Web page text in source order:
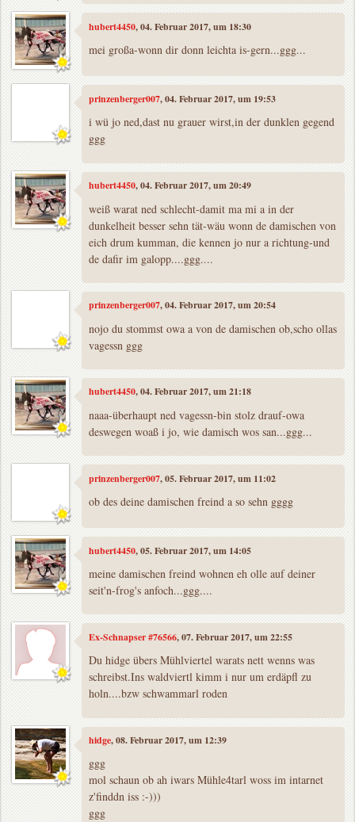
hubert4450, 04. Februar 2017, um 18:30
mei großa-wonn dir donn leichta is-gern...ggg...
prinzenberger007, 04. Februar 2017, um 19:53
i wü jo ned,dast nu grauer wirst,in der dunklen gegend
ggg
hubert4450, 04. Februar 2017, um 20:49
weiß warat ned schlecht-damit ma mi a in der
dunkelheit besser sehn tät-wäu wonn de damischen von
eich drum kumman, die kennen jo nur a richtung-und
de dafir im galopp....ggg....
prinzenberger007, 04. Februar 2017, um 20:54
nojo du stommst owa a von de damischen ob,scho ollas
vagessn ggg
hubert4450, 04. Februar 2017, um 21:18
naaa-überhaupt ned vagessn-bin stolz drauf-owa
deswegen woaß i jo, wie damisch wos san...ggg...
prinzenberger007, 05. Februar 2017, um 11:02
ob des deine damischen freind a so sehn gggg
hubert4450, 05. Februar 2017, um 14:05
meine damischen freind wohnen eh olle auf deiner
seit'n-frog's anfoch...ggg....
Ex-Schnapser #76566, 07. Februar 2017, um 22:55
Du hidge übers Mühlviertel warats nett wenns was
schreibst.Ins waldviertl kimm i nur um erdäpfl zu
holn....bzw schwammarl roden
hidge, 08. Februar 2017, um 12:39
ggg
mol schaun ob ah iwars Mühle4tarl woss im intarnet
z'finddn iss :-)))
ggg